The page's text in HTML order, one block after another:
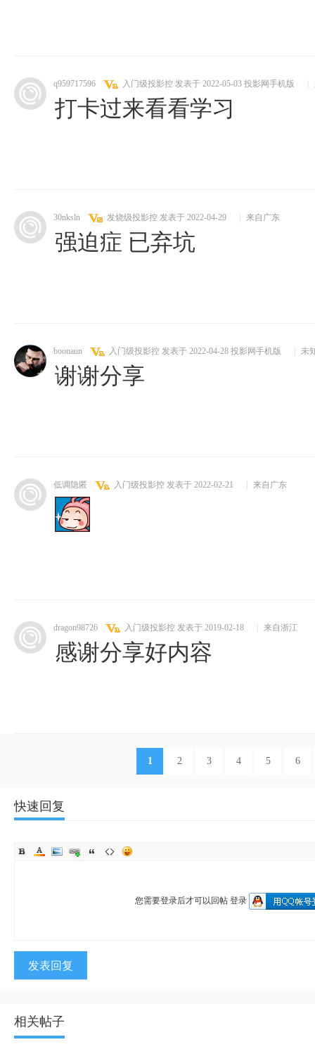
q959717596 入门级投影控 发表于 2022-05-03 投影网手机版
打卡过来看看学习
30nksln 发烧级投影控 发表于 2022-04-29 来自广东
强迫症 已弃坑
boonaun 入门级投影控 发表于 2022-04-28 投影网手机版 未
谢谢分享
低调隐匿 入门级投影控 发表于 2022-02-21 来自广东
dragon98726 入门级投影控 发表于 2019-02-18 来自浙江
感谢分享好内容
1 2 3 4 5 6
快速回复
您需要登录后才可以回帖 登录
发表回复
相关帖子